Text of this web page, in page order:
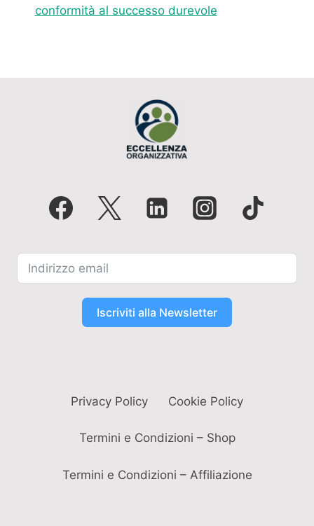
conformità al successo durevole
Iscriviti alla Newsletter
Privacy Policy Cookie Policy
Termini e Condizioni – Shop
Termini e Condizioni – Affiliazione